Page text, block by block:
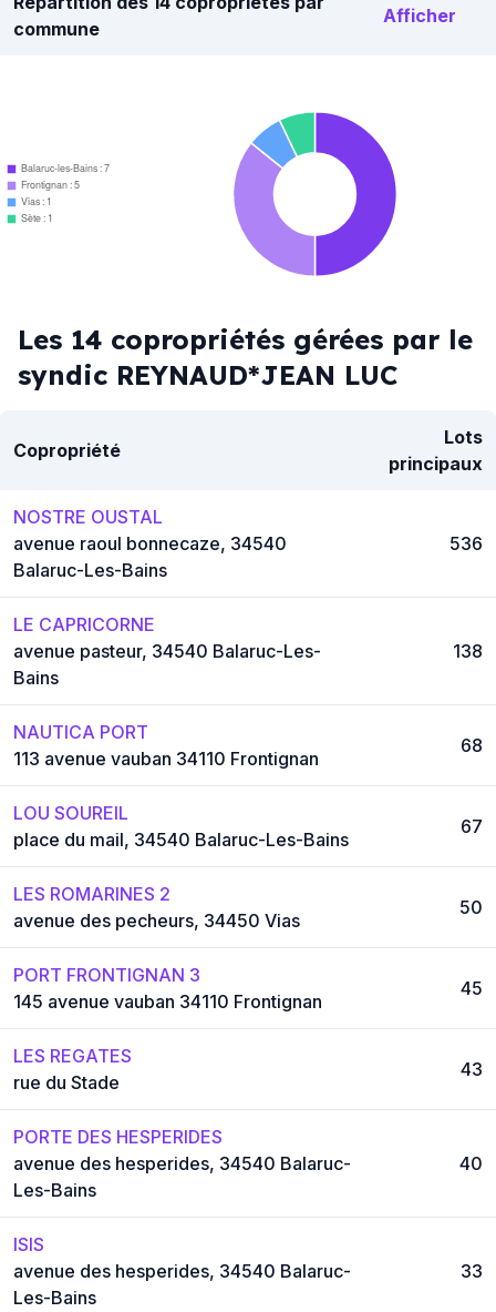
commune
Afficher
Balaruc-les-Bains : 7
Frontignan : 5
Vias : 1
Sète : 1
Les 14 copropriétés gérées par le
syndic REYNAUD*JEAN LUC
Copropriété
Lots
principaux
NOSTRE OUSTAL
avenue raoul bonnecaze, 34540
Balaruc-Les-Bains
536
LE CAPRICORNE
avenue pasteur, 34540 Balaruc-Les-
Bains
138
NAUTICA PORT
113 avenue vauban 34110 Frontignan
68
LOU SOUREIL
place du mail, 34540 Balaruc-Les-Bains
67
LES ROMARINES 2
avenue des pecheurs, 34450 Vias
50
PORT FRONTIGNAN 3
145 avenue vauban 34110 Frontignan
45
LES REGATES
rue du Stade
43
PORTE DES HESPERIDES
avenue des hesperides, 34540 Balaruc-
Les-Bains
40
ISIS
avenue des hesperides, 34540 Balaruc-
Les-Bains
33